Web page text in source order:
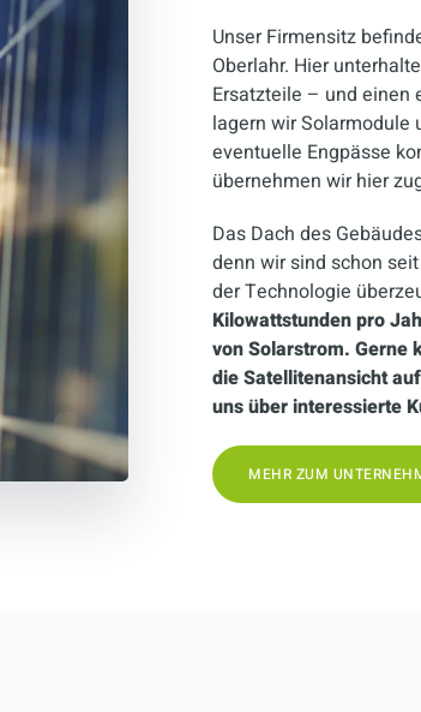
Unser Firmensitz
Oberlahr. Hier
Ersatzteile – und einen
lagern wir Solarmodule
eventuelle Engpässe
übernehmen wir hier
Das Dach des
denn wir sind schon
der Technologie
Kilowattstunden pro
von Solarstrom. Gerne
die Satellitenansicht
uns über interessierte
MEHR ZUM